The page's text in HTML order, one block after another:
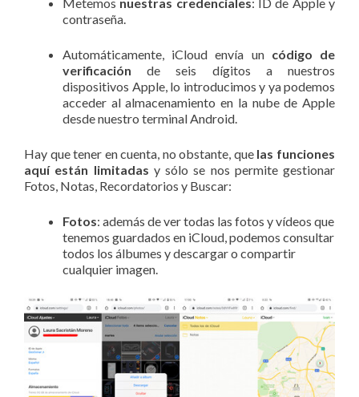
contraseña.
Automáticamente, iCloud envía un código de
verificación de seis dígitos a nuestros
dispositivos Apple, lo introducimos y ya podemos
acceder al almacenamiento en la nube de Apple
desde nuestro terminal Android.
Hay que tener en cuenta, no obstante, que las funciones
aquí están limitadas y sólo se nos permite gestionar
Fotos, Notas, Recordatorios y Buscar:
Fotos: además de ver todas las fotos y vídeos que
tenemos guardados en iCloud, podemos consultar
todos los álbumes y descargar o compartir
cualquier imagen.